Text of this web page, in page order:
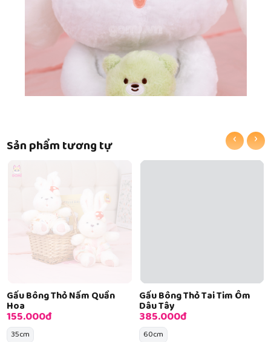
Sản phẩm tương tự
Gấu Bông Thỏ Nấm Quần
Hoa
155.000đ
35cm
Gấu Bông Thỏ Tai Tim Ôm
Dâu Tây
385.000đ
60cm
‹ ›